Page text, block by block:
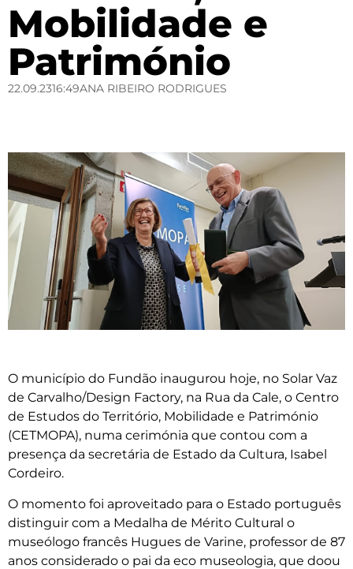
Mobilidade e
Património
22.09.2316:49ANA RIBEIRO RODRIGUES
O município do Fundão inaugurou hoje, no Solar Vaz
de Carvalho/Design Factory, na Rua da Cale, o Centro
de Estudos do Território, Mobilidade e Património
(CETMOPA), numa cerimónia que contou com a
presença da secretária de Estado da Cultura, Isabel
Cordeiro.
O momento foi aproveitado para o Estado português
distinguir com a Medalha de Mérito Cultural o
museólogo francês Hugues de Varine, professor de 87
anos considerado o pai da eco museologia, que doou